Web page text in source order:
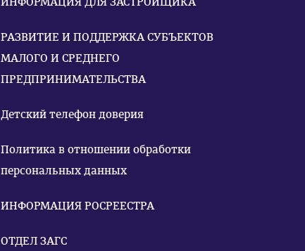
РАЗВИТИЕ И ПОДДЕРЖКА СУБЪЕКТОВ
МАЛОГО И СРЕДНЕГО
ПРЕДПРИНИМАТЕЛЬСТВА
Детский телефон доверия
Политика в отношении обработки
персональных данных
ИНФОРМАЦИЯ РОСРЕЕСТРА
ОТДЕЛ ЗАГС